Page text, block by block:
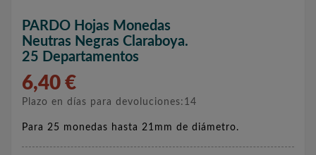
PARDO Hojas Monedas
Neutras Negras Claraboya.
25 Departamentos
6,40 €
Plazo en días para devoluciones:14
Para 25 monedas hasta 21mm de diámetro.